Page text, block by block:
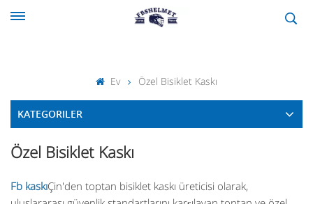
Ev Özel Bisiklet Kaskı
KATEGORILER
Özel Bisiklet Kaskı
Fb kaskıÇin'den toptan bisiklet kaskı üreticisi olarak,